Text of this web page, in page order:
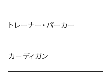
48/L
50/XL～
46/M
48/L
～44/S
46/M
トレーナー・パーカー
～44/S
カーディガン